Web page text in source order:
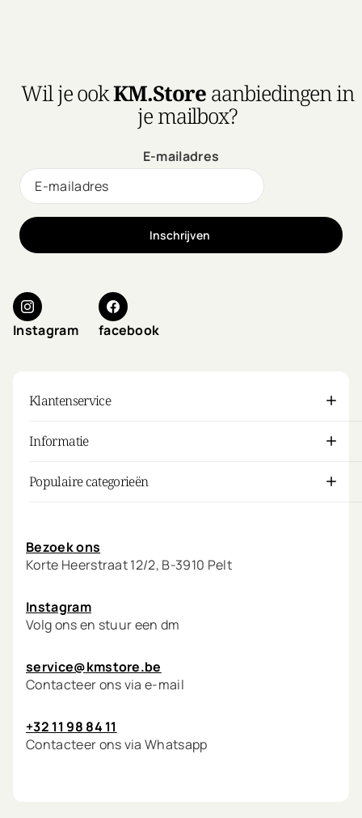
Wil je ookKM.Storeaanbiedingen in
je mailbox?
E-mailadres
Inschrijven
Instagram facebook
Klantenservice
Informatie
Populaire categorieën
Bezoek ons
Korte Heerstraat 12/2, B-3910 Pelt
Instagram
Volg ons en stuur een dm
service@kmstore.be
Contacteer ons via e-mail
+32 11 98 84 11
Contacteer ons via Whatsapp